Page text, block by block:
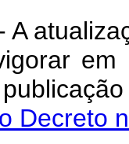
A
Decreto